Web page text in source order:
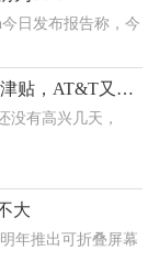
今日发布报告称，今
刚发了1000美元的“税改红利”津贴，AT&T又宣布全美裁员2000人
没有高兴几天，
大
年推出可折叠屏幕